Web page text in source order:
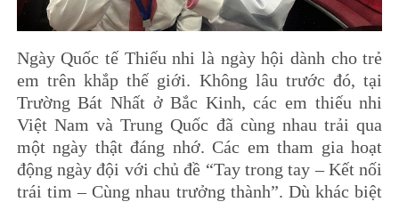
Ngày Quốc tế Thiếu nhi là ngày hội dành cho trẻ
em trên khắp thế giới. Không lâu trước đó, tại
Trường Bát Nhất ở Bắc Kinh, các em thiếu nhi
Việt Nam và Trung Quốc đã cùng nhau trải qua
một ngày thật đáng nhớ. Các em tham gia hoạt
động ngày đội với chủ đề “Tay trong tay – Kết nối
trái tim – Cùng nhau trưởng thành”. Dù khác biệt